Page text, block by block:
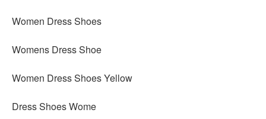
Women Dress Shoes
Womens Dress Shoe
Women Dress Shoes Yellow
Dress Shoes Wome